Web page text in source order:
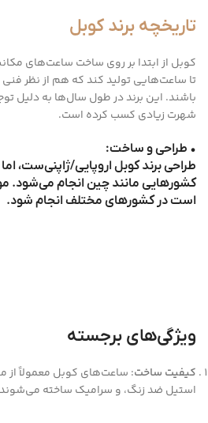
تاریخچه برند کوبل
کوبل از ابتدا بر روی ساخت ساعت‌های
تا ساعت‌هایی تولید کند که هم از نظر
باشند. این برند در طول سال‌ها به دلیل
شهرت زیادی کسب کرده است.
• طراحی و ساخت:
طراحی برند کوبل اروپایی/ژاپنی‌ست،
کشورهایی مانند چین انجام می‌شود.
است در کشورهای مختلف انجام شود.
ویژگی‌های برجسته
کیفیت ساخت: ساعت‌های کوبل معمولاً از
استیل ضد زنگ، و سرامیک ساخته